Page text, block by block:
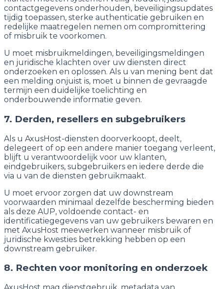
contactgegevens onderhouden, beveiligingsupdates
tijdig toepassen, sterke authenticatie gebruiken en
redelijke maatregelen nemen om compromittering
of misbruik te voorkomen.
U moet misbruikmeldingen, beveiligingsmeldingen
en juridische klachten over uw diensten direct
onderzoeken en oplossen. Als u van mening bent dat
een melding onjuist is, moet u binnen de gevraagde
termijn een duidelijke toelichting en
onderbouwende informatie geven.
7. Derden, resellers en subgebruikers
Als u AxusHost-diensten doorverkoopt, deelt,
delegeert of op een andere manier toegang verleent,
blijft u verantwoordelijk voor uw klanten,
eindgebruikers, subgebruikers en iedere derde die
via u van de diensten gebruikmaakt.
U moet ervoor zorgen dat uw downstream
voorwaarden minimaal dezelfde bescherming bieden
als deze AUP, voldoende contact- en
identificatiegegevens van uw gebruikers bewaren en
met AxusHost meewerken wanneer misbruik of
juridische kwesties betrekking hebben op een
downstream gebruiker.
8. Rechten voor monitoring en onderzoek